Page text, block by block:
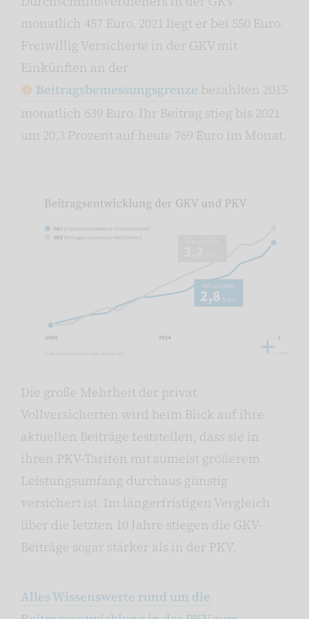
monatlich 457 Euro, 2021 liegt er bei 550 Euro.
Freiwillig Versicherte in der GKV mit
Einkünften an der
Beitragsbemessungsgrenze bezahlten 2015
monatlich 639 Euro. Ihr Beitrag stieg bis 2021
um 20,3 Prozent auf heute 769 Euro im Monat.
Die große Mehrheit der privat
Vollversicherten wird beim Blick auf ihre
aktuellen Beiträge feststellen, dass sie in
ihren PKV-Tarifen mit zumeist größerem
Leistungsumfang durchaus günstig
versichert ist. Im längerfristigen Vergleich
über die letzten 10 Jahre stiegen die GKV-
Beiträge sogar stärker als in der PKV.
Alles Wissenswerte rund um die